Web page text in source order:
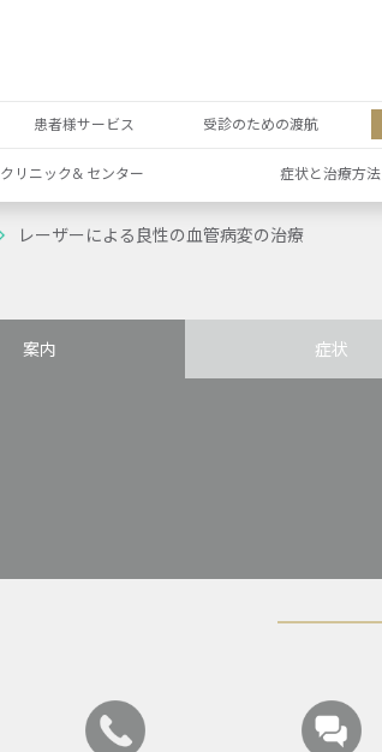
患者様サービス 受診のための渡航
クリニック& センター 症状と治療方法
レーザーによる良性の血管病変の治療
案内 症状